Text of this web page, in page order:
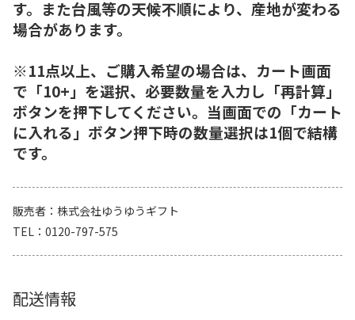
す。また台風等の天候不順により、産地が変わる
場合があります。
※11点以上、ご購入希望の場合は、カート画面
で「10+」を選択、必要数量を入力し「再計算」
ボタンを押下してください。当画面での「カート
に入れる」ボタン押下時の数量選択は1個で結構
です。
販売者
株式会社ゆうゆうギフト
TEL
0120-797-575
配送情報